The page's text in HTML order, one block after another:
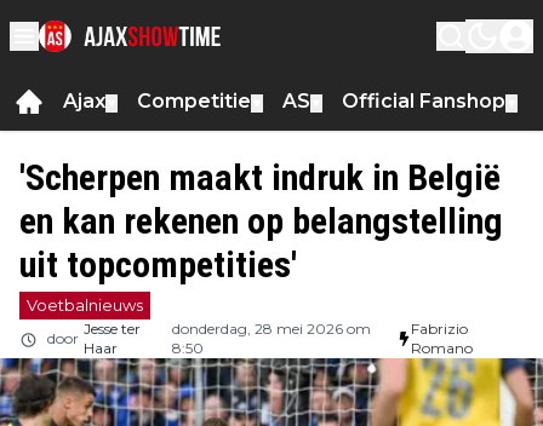
Ajax Competitie AS Official Fanshop
'Scherpen maakt indruk in België
en kan rekenen op belangstelling
uit topcompetities'
Voetbalnieuws
door
Jesse ter
Haar
donderdag, 28 mei 2026 om
8:50
Fabrizio
Romano